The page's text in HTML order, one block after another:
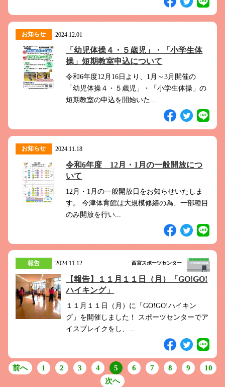
お知らせ 2024.12.01
「幼児体操４・５歳児」・「小学生体
操」短期教室申込について
令和6年度12月16日より、1月～3月開催の
「幼児体操４・５歳児」・「小学生体操」の
短期教室の申込を開始いた...
お知らせ 2024.11.18
令和6年度 12月・1月の一般開放につ
いて
12月・1月の一般開放日をお知らせいたしま
す。 今津体育館は大規模修繕の為、一部種目
のみ開放を行い...
報告 2024.11.12 西宮スポーツセンター
【報告】１１月１１日（月）「GO!GO!
ハイキング」
１１月１１日（月）に「GO!GO!ハイキン
グ」を開催しました！ スポーツセンターでア
イスブレイクをし、...
前へ 1 2 3 4 5 6 7 8 9
10
次へ